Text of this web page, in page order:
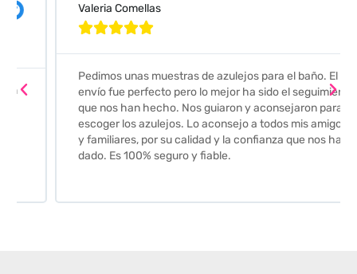
Valeria Comellas

Pedimos unas muestras de azulejos para el baño. El
envío fue perfecto pero lo mejor ha sido el seguimiento
que nos han hecho. Nos guiaron y aconsejaron para
escoger los azulejos. Lo aconsejo a todos mis amigos
y familiares, por su calidad y la confianza que nos han
dado. Es 100% seguro y fiable.